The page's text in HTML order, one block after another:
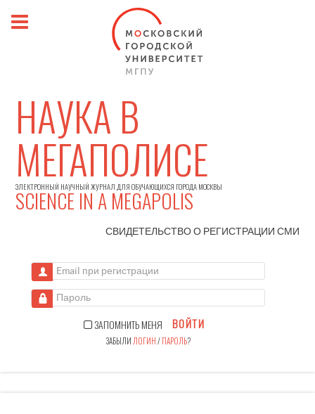
НАУКА В
МЕГАПОЛИСЕ
ЭЛЕКТРОННЫЙ НАУЧНЫЙ ЖУРНАЛ ДЛЯ ОБУЧАЮЩИХСЯ ГОРОДА МОСКВЫ
SCIENCE IN A MEGAPOLIS
СВИДЕТЕЛЬСТВО О РЕГИСТРАЦИИСМИ
Email при регистрации
Пароль
ЗАПОМНИТЬ МЕНЯ ВОЙТИ
ЗАБЫЛИ ЛОГИН/ПАРОЛЬ?